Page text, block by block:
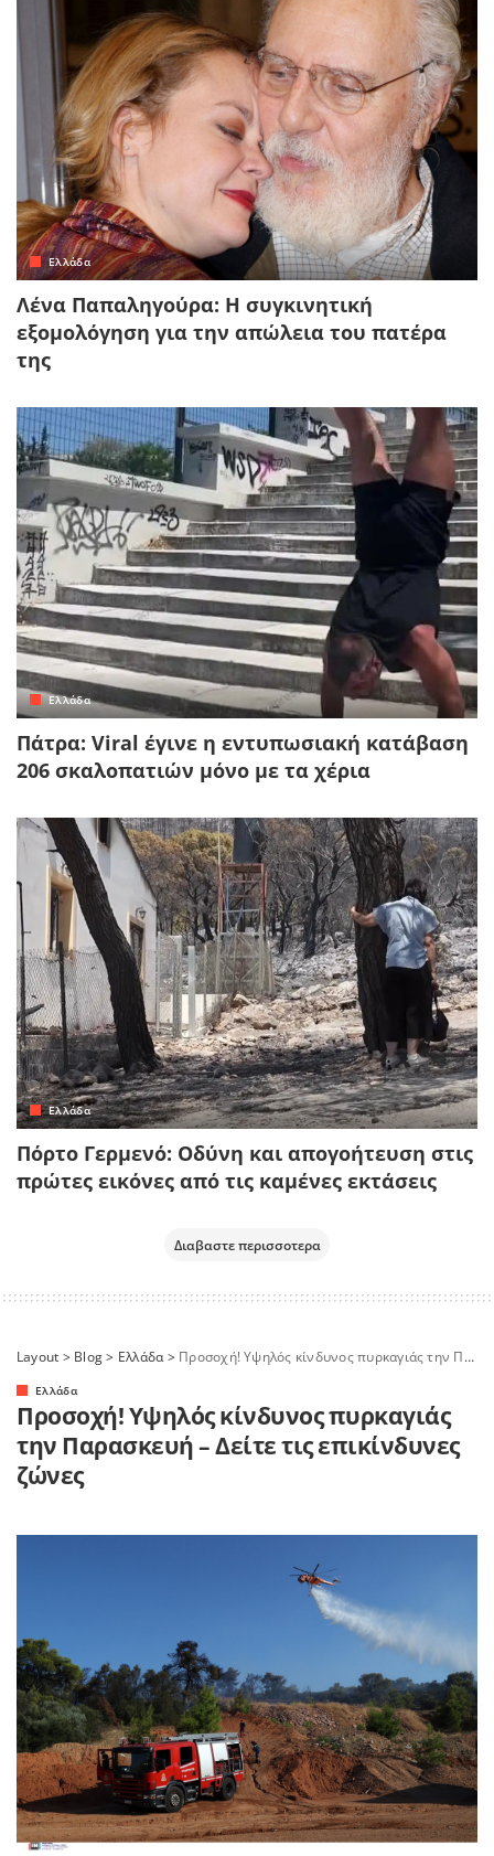
Ελλάδα
Λένα Παπαληγούρα: Η συγκινητική
εξομολόγηση για την απώλεια του πατέρα
της
Ελλάδα
Πάτρα: Viral έγινε η εντυπωσιακή κατάβαση
206 σκαλοπατιών μόνο με τα χέρια
Ελλάδα
Πόρτο Γερμενό: Οδύνη και απογοήτευση στις
πρώτες εικόνες από τις καμένες εκτάσεις
Διαβαστε περισσοτερα
Layout > Blog> Ελλάδα> Προσοχή! Υψηλός κίνδυνος πυρκαγιάς την Παρασκευή – Δείτε τις επικίνδυνες ζώνες
Ελλάδα
Προσοχή! Υψηλός κίνδυνος πυρκαγιάς
την Παρασκευή – Δείτε τις επικίνδυνες
ζώνες